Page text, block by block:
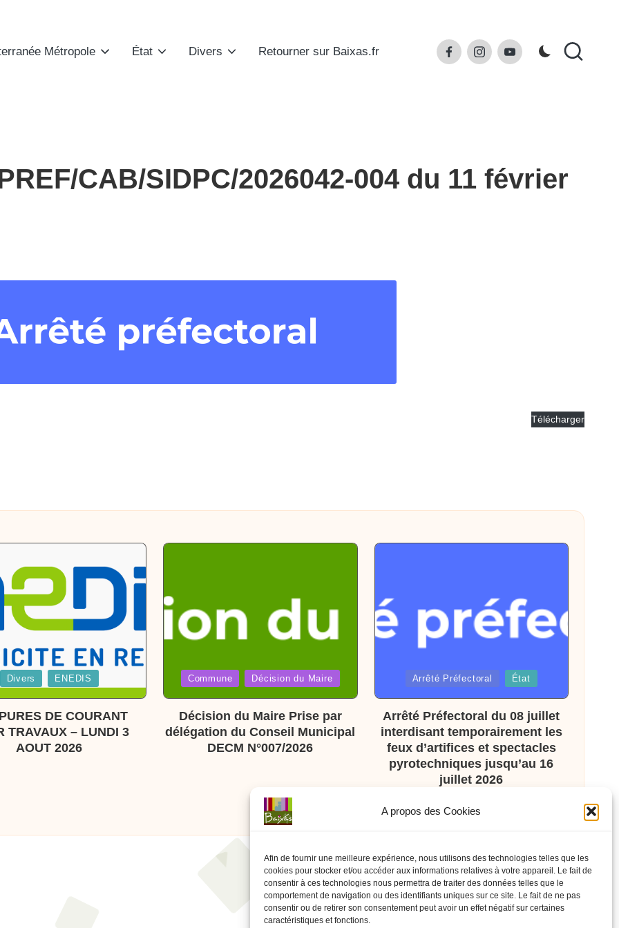
A propos des Cookies
Afin de fournir une meilleure expérience, nous utilisons des technologies telles que les
cookies pour stocker et/ou accéder aux informations relatives à votre appareil. Le fait de
consentir à ces technologies nous permettra de traiter des données telles que le
comportement de navigation ou des identifiants uniques sur ce site. Le fait de ne pas
consentir ou de retirer son consentement peut avoir un effet négatif sur certaines
caractéristiques et fonctions.
Métropole État Divers Retourner sur Baixas.fr FacebookInstagramYoutube
CAB/SIDPC/2026042-004 du 11 février
Télécharger
Divers ENEDIS
DE COURANT
TRAVAUX – LUNDI 3
AOUT 2026
Posted
Commune Décision du Maire
Décision du Maire Prise par
délégation du Conseil Municipal
DECM N°007/2026
PostedArrêté Préfectoral État
Arrêté Préfectoral du 08 juillet
interdisant temporairement les
feux d’artifices et spectacles
pyrotechniques jusqu’au 16
juillet 2026